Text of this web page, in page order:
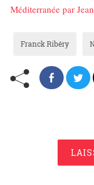
Méditerranée par
Franck Ribéry